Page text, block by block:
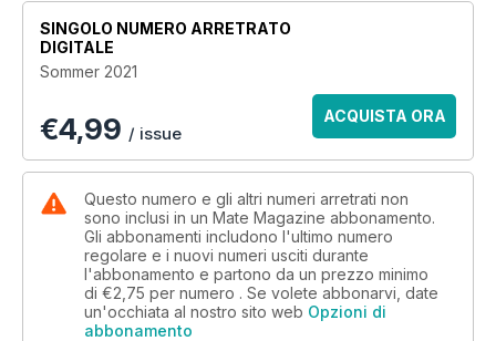
erfolgreiches Booty-Work-out hat (Seite 058). Außerdem im
Body-Teil unserer Sommerausgabe: ein Gespräch mit
Sextherapeut Dr. Christopher Ryan Jones über Masturbation
als Booster für das eigene Selbstbewusstsein, die
Stigmatisierung von Auto-Stimulation und Netflix' „Sex
Education“ (Seite 062). Flugangst? Nicht mit ihr! Früher war
Ingrid Richter Tennisspielerin und eine der ersten Frauen, die
in der A-Liga als Trainerin arbeiteten. Nach einem Autounfall
bildete sie sich als Coach fort und trainiert heute immer noch
Menschen, allerdings als Flugangst-Expertin. Was Tennis mit
Fliegen zu tun hat und wie man Stress vor und während des
Flugs ganz einfach reduziert, hat sie uns im Interview
verraten (Seite 082).
SINGOLO NUMERO ARRETRATO
DIGITALE
Sommer 2021
€4,99 / issue
ACQUISTA ORA
Questo numero e gli altri numeri arretrati non
sono inclusi in un Mate Magazine abbonamento.
Gli abbonamenti includono l'ultimo numero
regolare e i nuovi numeri usciti durante
l'abbonamento e partono da un prezzo minimo
di €2,75 per numero . Se volete abbonarvi, date
un'occhiata al nostro sito web Opzioni di
abbonamento